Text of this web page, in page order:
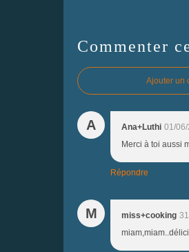
Commenter
Ajouter un
A Ana+Luthi 01/
Merci à toi aussi
Répondre
M miss+cooking